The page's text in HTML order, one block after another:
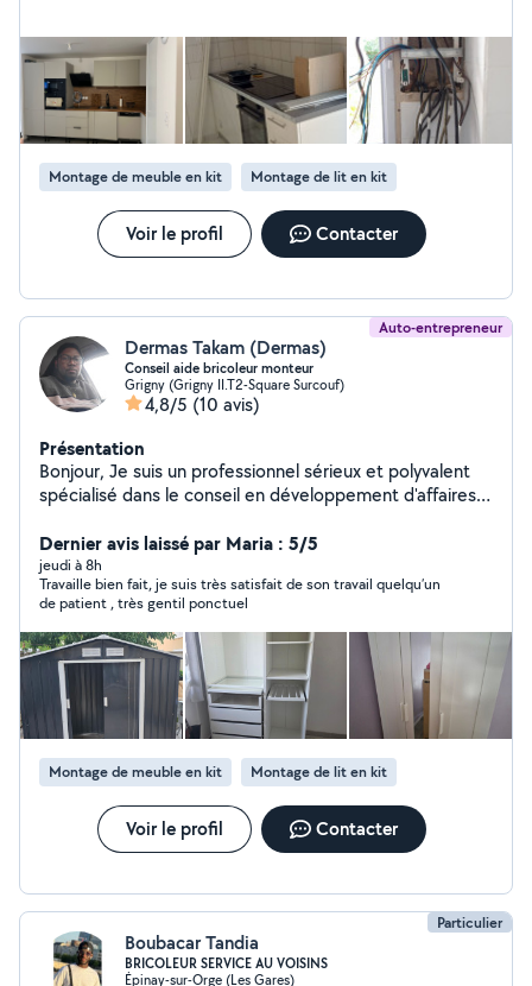
Montage de meuble en kit Montage de lit en kit
Voir le profil Contacter
Auto-entrepreneur
Dermas Takam (Dermas)
Conseil aide bricoleur monteur
Grigny (Grigny II.T2-Square Surcouf)
4,8/5 (10 avis)
Présentation
Bonjour, Je suis un professionnel sérieux et polyvalent
spécialisé dans le conseil en développement d'affaires.
la croissance de leurs activités et la recherche de
nouvelles opportunités. Par ailleurs, je propose
également plusieurs services aux particuliers,
notamment - le montage de tous types de meubles -
l'aide aux devoirs pour les élèves du primaire et du
collège, - les services de ménage - l'aide au
déménagement - ainsi que divers travaux de bricolage
et multi services ( peinture , electricite , plomberie ,
netoyage ) Rigoureux, ponctuel et à l'écoute, je
m'engage à fournir un travail de qualité et à répondre
efficacement aux besoins de chaque client. Au plaisir de
collaborer avec vous.
Dernier avis laissé par Maria : 5/5
jeudi à 8h
Travaille bien fait, je suis très satisfait de son travail quelqu’un
de patient , très gentil ponctuel
Montage de meuble en kit Montage de lit en kit
Voir le profil Contacter
Particulier
Boubacar Tandia
BRICOLEUR SERVICE AU VOISINS
Épinay-sur-Orge (Les Gares)